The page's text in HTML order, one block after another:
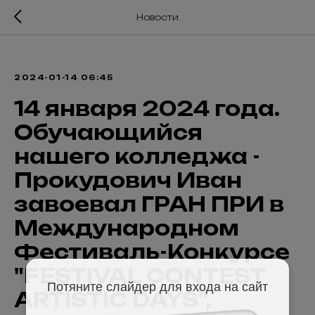
Потяните слайдер для входа на сайт
Новости
2024-01-14 06:45
14 января 2024 года.
Обучающийся
нашего колледжа -
Прокудович Иван
завоевал ГРАН ПРИ в
Международном
Фестиваль-Конкурсе
"FESTIVAL CONTEST
ARTISTIC DAYS",